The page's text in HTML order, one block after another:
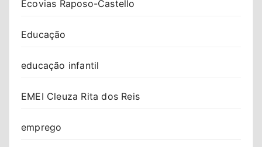
Ecovias Raposo-Castello
Educação
educação infantil
EMEI Cleuza Rita dos Reis
emprego